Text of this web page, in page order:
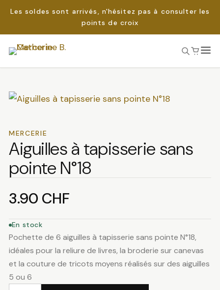
Les soldes sont arrivés, n'hésitez pas à consulter les
points de croix
Passer
MERCERIE
Aiguilles à tapisserie sans
pointe N°18
3.90 CHF
En stock
Pochette de 6 aiguilles à tapisserie sans pointe N°18,
idéales pour la reliure de livres, la broderie sur canevas
et la couture de tricots moyens réalisés sur des aiguilles
5 ou 6